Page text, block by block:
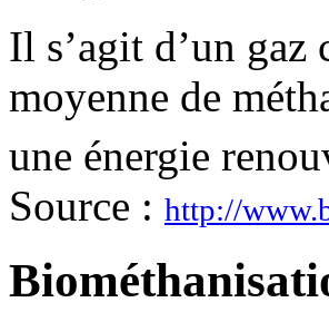
Il s’agit d’un gaz
moyenne de
une énergie
Source : http://